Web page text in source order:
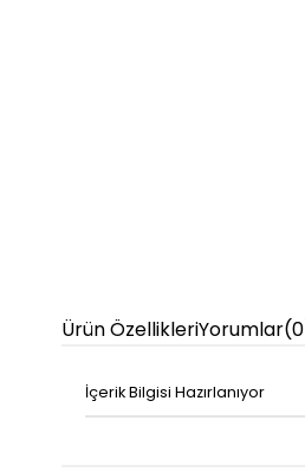
Ürün ÖzellikleriYorumlar
İçerik Bilgisi Hazırlanıyor